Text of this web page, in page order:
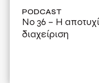
PODCAST
Νο 36 – Η
διαχείριση